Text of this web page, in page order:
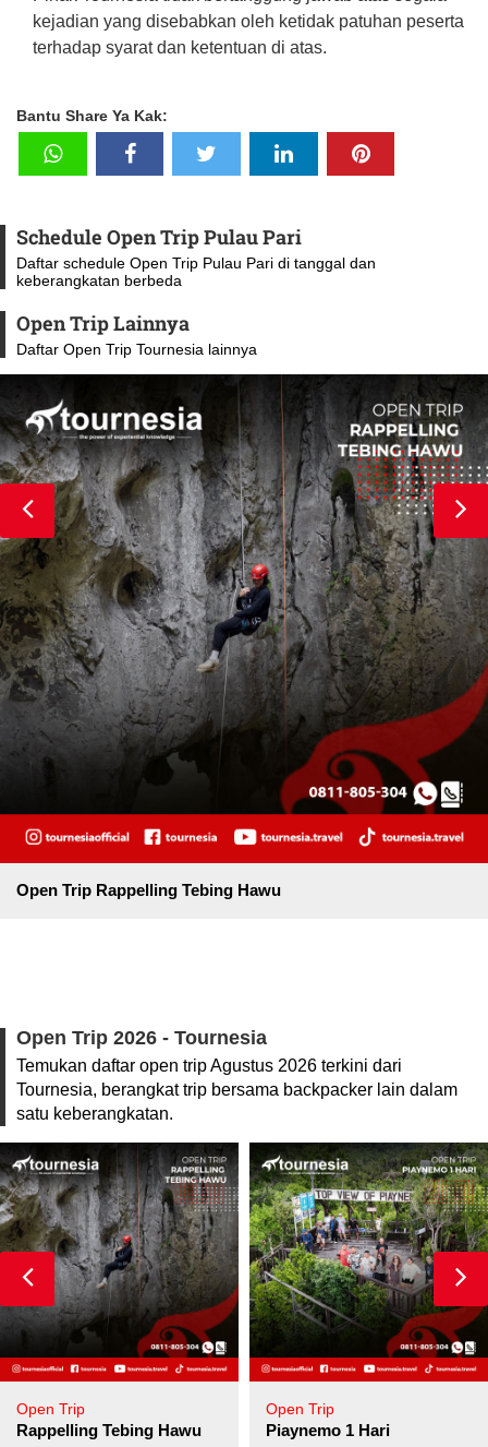
kejadian yang disebabkan oleh ketidak patuhan peserta
terhadap syarat dan ketentuan di atas.
Bantu Share Ya Kak:
Schedule Open Trip Pulau Pari
Daftar schedule Open Trip Pulau Pari di tanggal dan
keberangkatan berbeda
Open Trip Lainnya
Daftar Open Trip Tournesia lainnya
Open Trip Rappelling Tebing Hawu
Open Trip 2026 - Tournesia
Temukan daftar open trip Agustus 2026 terkini dari
Tournesia, berangkat trip bersama backpacker lain dalam
satu keberangkatan.
Open Trip
Rappelling Tebing Hawu
Open Trip
Piaynemo 1 Hari